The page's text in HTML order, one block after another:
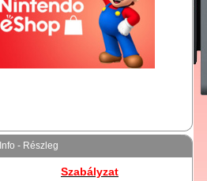
Info - Részleg
Szabályzat